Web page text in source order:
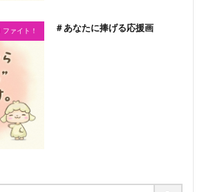
ファイト！ ＃あなたに捧げる応援画